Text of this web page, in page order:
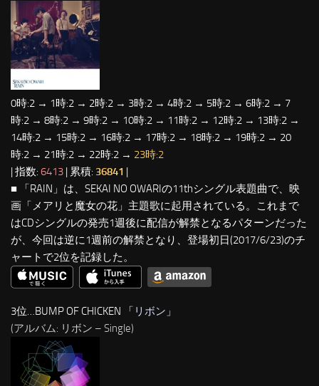
0時:2 → 1時:2 → 2時:2 → 3時:2 → 4時:2 → 5時:2 → 6時:2 → 7
時:2 → 8時:2 → 9時:2 → 10時:2 → 11時:2 → 12時:2 → 13時:2 →
14時:2 → 15時:2 → 16時:2 → 17時:2 → 18時:2 → 19時:2 → 20
時:2 → 21時:2 → 22時:2 → 23時:2
| 指数: 6413 | 累積: 36841 |
■ 「RAIN」は、SEKAI NO OWARIの11thシングル表題曲で、映
画「メアリと魔女の花」主題歌に起用されている。これまで
はCDシングルの発売1週後に配信が解禁となるパターンだった
が、今回は逆に1週前の解禁となり、登場初日(2017/6/23)のチ
ャートで2位を記録した。
3位…BUMP OF CHICKEN 「 リボン 」
(アルバム: リボン – Single)